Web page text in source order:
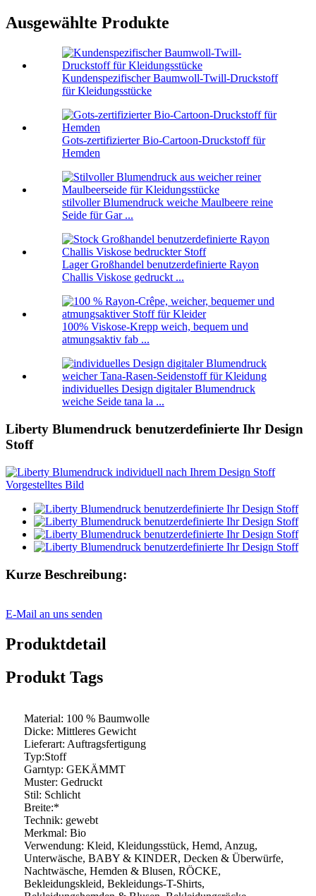
Ausgewählte Produkte
Kundenspezifischer Baumwoll-Twill-Druckstoff
für Kleidungsstücke
Gots-zertifizierter Bio-Cartoon-Druckstoff für
Hemden
stilvoller Blumendruck weiche Maulbeere reine
Seide für Gar ...
Lager Großhandel benutzerdefinierte Rayon
Challis Viskose gedruckt ...
100% Viskose-Krepp weich, bequem und
atmungsaktiv fab ...
individuelles Design digitaler Blumendruck
weiche Seide tana la ...
Liberty Blumendruck benutzerdefinierte Ihr Design
Stoff
Kurze Beschreibung:
E-Mail an uns senden
Produktdetail
Produkt Tags
Material: 100 % Baumwolle
Dicke: Mittleres Gewicht
Lieferart: Auftragsfertigung
Typ:Stoff
Garntyp: GEKÄMMT
Muster: Gedruckt
Stil: Schlicht
Breite:*
Technik: gewebt
Merkmal: Bio
Verwendung: Kleid, Kleidungsstück, Hemd, Anzug,
Unterwäsche, BABY & KINDER, Decken & Überwürfe,
Nachtwäsche, Hemden & Blusen, RÖCKE,
Bekleidungskleid, Bekleidungs-T-Shirts,